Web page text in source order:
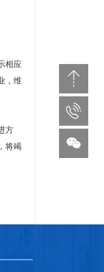
相应
，维
方
将竭